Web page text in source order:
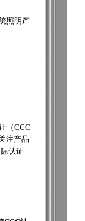
照明产
（CCC
注产品
认证